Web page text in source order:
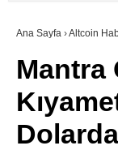
SÖZLÜK
Ana Sayfa ›Altcoin
Mantra